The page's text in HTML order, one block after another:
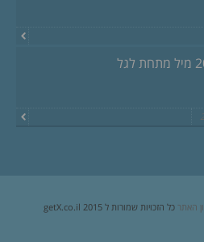
האתר כל הזכויות שמורות ל getX.co.il 2015